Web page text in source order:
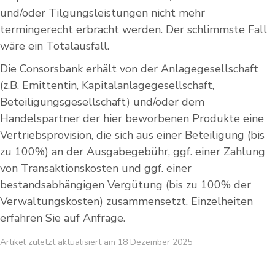
und/oder Tilgungsleistungen nicht mehr
termingerecht erbracht werden. Der schlimmste Fall
wäre ein Totalausfall.
Die Consorsbank erhält von der Anlagegesellschaft
(z.B. Emittentin, Kapitalanlagegesellschaft,
Beteiligungsgesellschaft) und/oder dem
Handelspartner der hier beworbenen Produkte eine
Vertriebsprovision, die sich aus einer Beteiligung (bis
zu 100%) an der Ausgabegebühr, ggf. einer Zahlung
von Transaktionskosten und ggf. einer
bestandsabhängigen Vergütung (bis zu 100% der
Verwaltungskosten) zusammensetzt. Einzelheiten
erfahren Sie auf Anfrage.
Artikel zuletzt aktualisiert am 18 Dezember 2025